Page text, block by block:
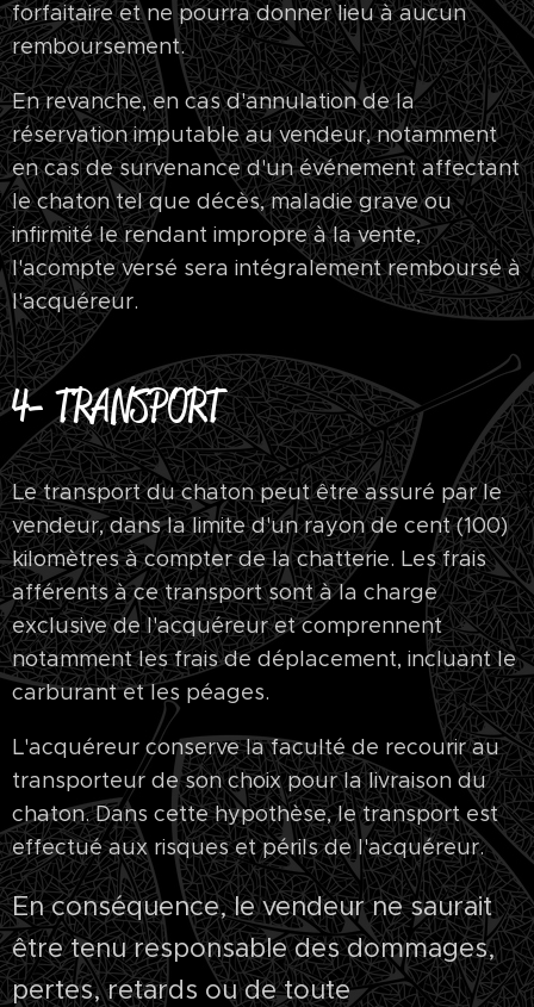
forfaitaire et ne pourra donner lieu à aucun
remboursement.
En revanche, en cas d'annulation de la
réservation imputable au vendeur, notamment
en cas de survenance d'un événement affectant
le chaton tel que décès, maladie grave ou
infirmité le rendant impropre à la vente,
l'acompte versé sera intégralement remboursé à
l'acquéreur.
4- TRANSPORT
Le transport du chaton peut être assuré par le
vendeur, dans la limite d'un rayon de cent (100)
kilomètres à compter de la chatterie. Les frais
afférents à ce transport sont à la charge
exclusive de l'acquéreur et comprennent
notamment les frais de déplacement, incluant le
carburant et les péages.
L'acquéreur conserve la faculté de recourir au
transporteur de son choix pour la livraison du
chaton. Dans cette hypothèse, le transport est
effectué aux risques et périls de l'acquéreur.
En conséquence, le vendeur ne saurait
être tenu responsable des dommages,
pertes, retards ou de toute